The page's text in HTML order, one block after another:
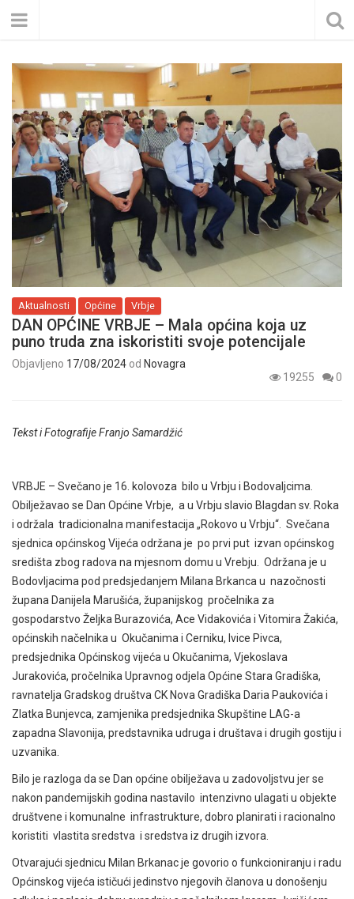
Aktualnosti Općine Vrbje
DAN OPĆINE VRBJE – Mala općina koja uz
puno truda zna iskoristiti svoje potencijale
Objavljeno 17/08/2024 od Novagra
19255
0
Tekst i Fotografije Franjo Samardžić
VRBJE – Svečano je 16. kolovoza bilo u Vrbju i Bodovaljcima.
Obilježavao se Dan Općine Vrbje, a u Vrbju slavio Blagdan sv. Roka
i održala tradicionalna manifestacija „Rokovo u Vrbju“. Svečana
sjednica općinskog Vijeća održana je po prvi put izvan općinskog
središta zbog radova na mjesnom domu u Vrebju. Održana je u
Bodovljacima pod predsjedanjem Milana Brkanca u nazočnosti
župana Danijela Marušića, županijskog pročelnika za
gospodarstvo Željka Burazovića, Ace Vidakovića i Vitomira Žakića,
općinskih načelnika u Okučanima i Cerniku, Ivice Pivca,
predsjednika Općinskog vijeća u Okučanima, Vjekoslava
Jurakovića, pročelnika Upravnog odjela Općine Stara Gradiška,
ravnatelja Gradskog društva CK Nova Gradiška Daria Paukovića i
Zlatka Bunjevca, zamjenika predsjednika Skupštine LAG-a
zapadna Slavonija, predstavnika udruga i društava i drugih gostiju i
uzvanika.
Bilo je razloga da se Dan općine obilježava u zadovoljstvu jer se
nakon pandemijskih godina nastavilo intenzivno ulagati u objekte
društvene i komunalne infrastrukture, dobro planirati i racionalno
koristiti vlastita sredstva i sredstva iz drugih izvora.
Otvarajući sjednicu Milan Brkanac je govorio o funkcioniranju i radu
Općinskog vijeća ističući jedinstvo njegovih članova u donošenju